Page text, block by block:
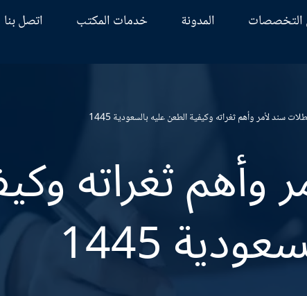
التخصصات المدونة خدمات المكتب
اتصل بنا
سند لأمر وأهم ثغراته وكيفية الطعن عليه بالسعودية 1445
ثغراته
1445